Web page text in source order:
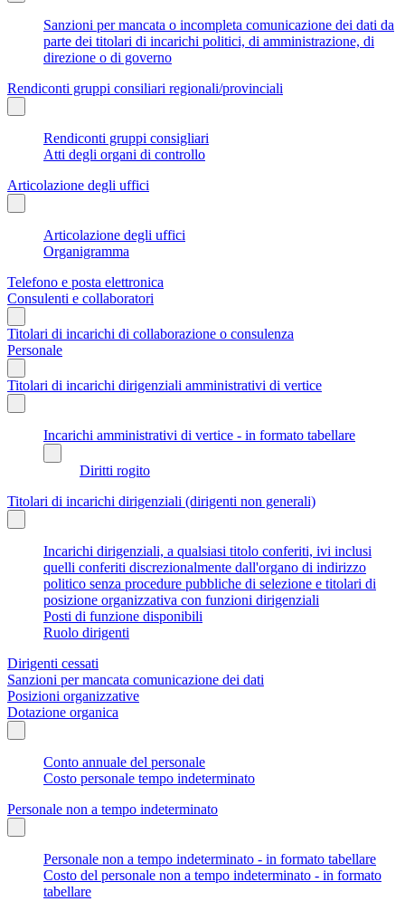
Sanzioni per mancata o incompleta comunicazione dei dati da
parte dei titolari di incarichi politici, di amministrazione, di
direzione o di governo
Rendiconti gruppi consiliari regionali/provinciali
Rendiconti gruppi consigliari
Atti degli organi di controllo
Articolazione degli uffici
Articolazione degli uffici
Organigramma
Telefono e posta elettronica
Consulenti e collaboratori
Titolari di incarichi di collaborazione o consulenza
Personale
Titolari di incarichi dirigenziali amministrativi di vertice
Incarichi amministrativi di vertice - in formato tabellare
Diritti rogito
Titolari di incarichi dirigenziali (dirigenti non generali)
Incarichi dirigenziali, a qualsiasi titolo conferiti, ivi inclusi
quelli conferiti discrezionalmente dall'organo di indirizzo
politico senza procedure pubbliche di selezione e titolari di
posizione organizzativa con funzioni dirigenziali
Posti di funzione disponibili
Ruolo dirigenti
Dirigenti cessati
Sanzioni per mancata comunicazione dei dati
Posizioni organizzative
Dotazione organica
Conto annuale del personale
Costo personale tempo indeterminato
Personale non a tempo indeterminato
Personale non a tempo indeterminato - in formato tabellare
Costo del personale non a tempo indeterminato - in formato
tabellare